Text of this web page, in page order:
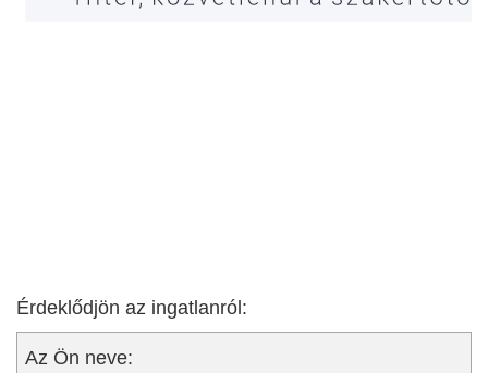
Érdeklődjön az ingatlanról:
Az Ön neve: